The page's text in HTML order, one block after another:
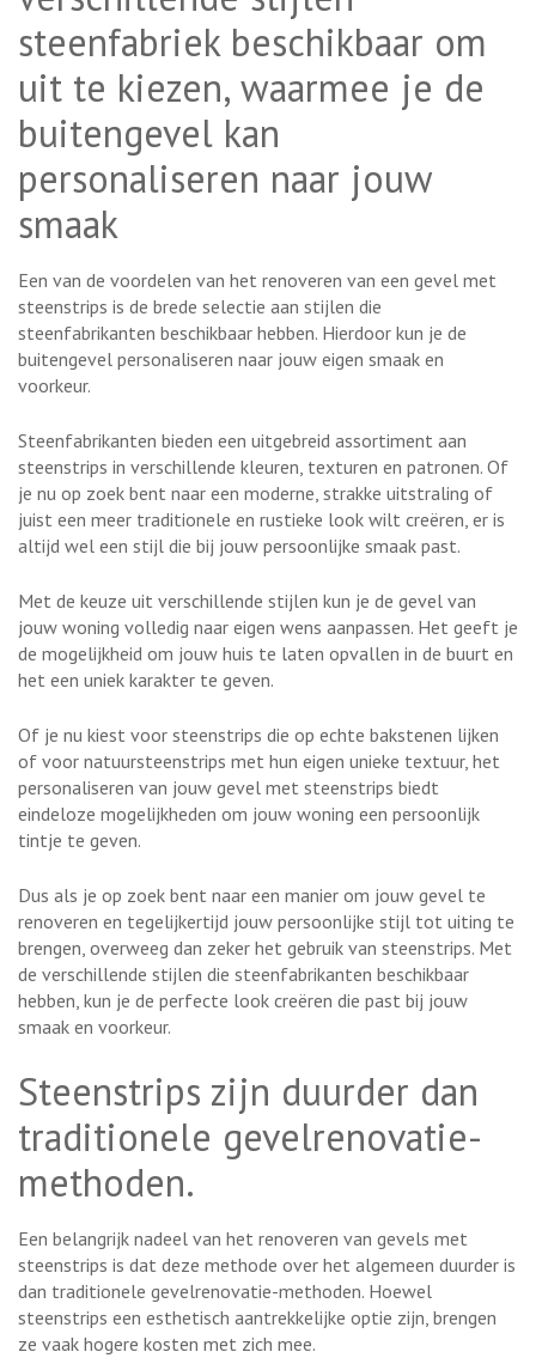
steenfabriek beschikbaar om
uit te kiezen, waarmee je de
buitengevel kan
personaliseren naar jouw
smaak
Een van de voordelen van het renoveren van een gevel met
steenstrips is de brede selectie aan stijlen die
steenfabrikanten beschikbaar hebben. Hierdoor kun je de
buitengevel personaliseren naar jouw eigen smaak en
voorkeur.
Steenfabrikanten bieden een uitgebreid assortiment aan
steenstrips in verschillende kleuren, texturen en patronen. Of
je nu op zoek bent naar een moderne, strakke uitstraling of
juist een meer traditionele en rustieke look wilt creëren, er is
altijd wel een stijl die bij jouw persoonlijke smaak past.
Met de keuze uit verschillende stijlen kun je de gevel van
jouw woning volledig naar eigen wens aanpassen. Het geeft je
de mogelijkheid om jouw huis te laten opvallen in de buurt en
het een uniek karakter te geven.
Of je nu kiest voor steenstrips die op echte bakstenen lijken
of voor natuursteenstrips met hun eigen unieke textuur, het
personaliseren van jouw gevel met steenstrips biedt
eindeloze mogelijkheden om jouw woning een persoonlijk
tintje te geven.
Dus als je op zoek bent naar een manier om jouw gevel te
renoveren en tegelijkertijd jouw persoonlijke stijl tot uiting te
brengen, overweeg dan zeker het gebruik van steenstrips. Met
de verschillende stijlen die steenfabrikanten beschikbaar
hebben, kun je de perfecte look creëren die past bij jouw
smaak en voorkeur.
Steenstrips zijn duurder dan
traditionele gevelrenovatie-
methoden.
Een belangrijk nadeel van het renoveren van gevels met
steenstrips is dat deze methode over het algemeen duurder is
dan traditionele gevelrenovatie-methoden. Hoewel
steenstrips een esthetisch aantrekkelijke optie zijn, brengen
ze vaak hogere kosten met zich mee.